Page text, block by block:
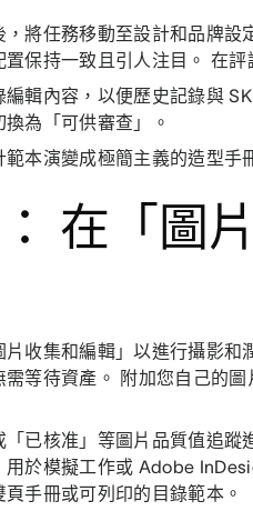
，將任務移動至設計和品牌
保持一致且引人注目。 在
編輯內容，以便歷史記錄與
為「可供審查」。
範本演變成極簡主義的造型
在「圖
片收集和編輯」以進行攝影
需等待資產。 附加您自己的
「已核准」等圖片品質值追
用於模擬工作或 Adobe
手冊或可列印的目錄範本。